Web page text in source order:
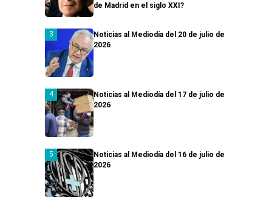
de Madrid en el siglo XXI?
Noticias al Mediodía del 20 de julio de
2026
Noticias al Mediodía del 17 de julio de
2026
Noticias al Mediodía del 16 de julio de
2026